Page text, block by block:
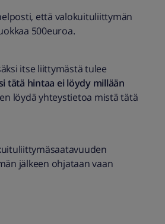
että valokuituliittymän
500euroa.
itse liittymästä tulee
tätä hintaa ei löydy millään
löydä yhteystietoa mistä tätä
jälkeen ohjataan vaan